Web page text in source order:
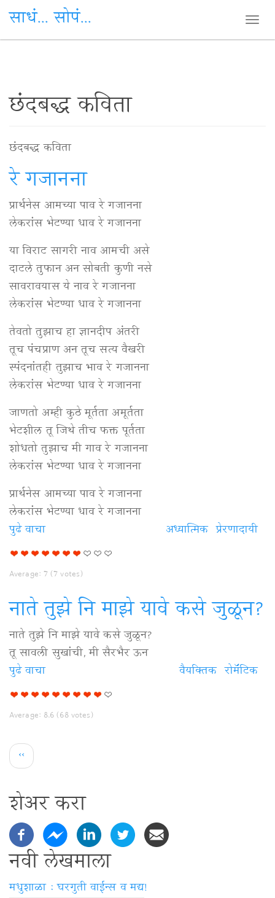
Skip
content
साधं... सोपं...
छंदबद्ध कविता
छंदबद्ध कविता
रे गजानना
प्रार्थनेस आमच्या पाव रे गजानना
लेकरांस भेटण्या धाव रे गजानना
या विराट सागरी नाव आमची असे
दाटले तुफान अन सोबती कुणी नसे
सावरावयास ये नाव रे गजानना
लेकरांस भेटण्या धाव रे गजानना
तेवतो तुझाच हा ज्ञानदीप अंतरी
तूच पंचप्राण अन तूच सत्य वैखरी
स्पंदनांतही तुझाच भाव रे गजानना
लेकरांस भेटण्या धाव रे गजानना
जाणतो अम्ही कुठे मूर्तता अमूर्तता
भेटशील तू जिथे तीच फक्त पूर्तता
शोधतो तुझाच मी गाव रे गजानना
लेकरांस भेटण्या धाव रे गजानना
प्रार्थनेस आमच्या पाव रे गजानना
लेकरांस भेटण्या धाव रे गजानना
प्रेरणादायी
अध्यात्मिक
पुढे वाचारे
गजानना
विषयी
Average: 7(7votes)
नाते तुझे नि माझे यावे कसे जुळून?
नाते तुझे नि माझे यावे कसे जुळून?
तू सावली सुखांची, मी सैरभैर ऊन
रोमॅंटिक
वैयक्‍तिक
पुढे वाचानाते
तुझे
नि
विषयी
Average: 8.6 (68votes)
Pagination
Previous
page
‹‹
शेअर करा
नवी लेखमाला
मधुशाळा : घरगुती वाईन्स व मद्य!